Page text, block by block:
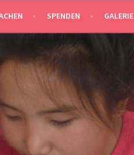
SPENDEN GALERIE